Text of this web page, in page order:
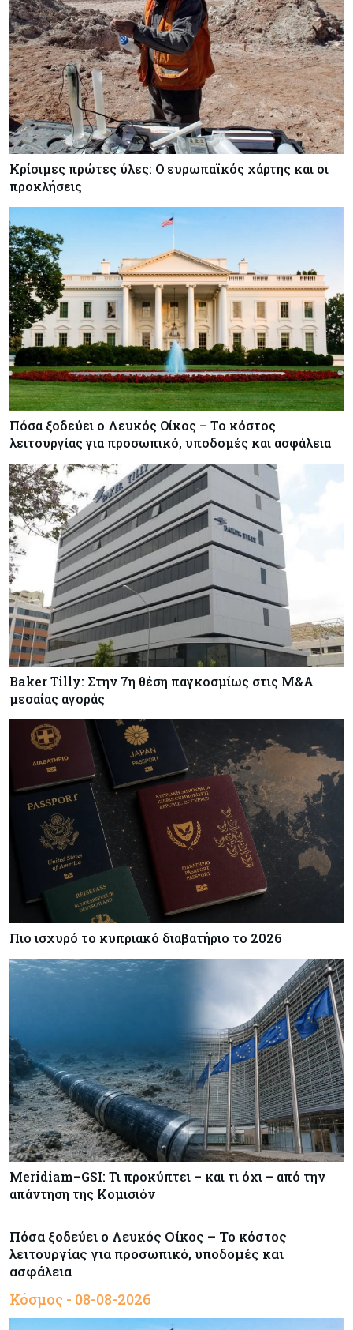
Κρίσιμες πρώτες ύλες: Ο ευρωπαϊκός χάρτης και οι
προκλήσεις
Πόσα ξοδεύει ο Λευκός Οίκος – Το κόστος
λειτουργίας για προσωπικό, υποδομές και ασφάλεια
Baker Tilly: Στην 7η θέση παγκοσμίως στις M&A
μεσαίας αγοράς
Πιο ισχυρό το κυπριακό διαβατήριο το 2026
Meridiam–GSI: Τι προκύπτει – και τι όχι – από την
απάντηση της Κομισιόν
Πόσα ξοδεύει ο Λευκός Οίκος – Το κόστος
λειτουργίας για προσωπικό, υποδομές και
ασφάλεια
Κόσμος - 08-08-2026